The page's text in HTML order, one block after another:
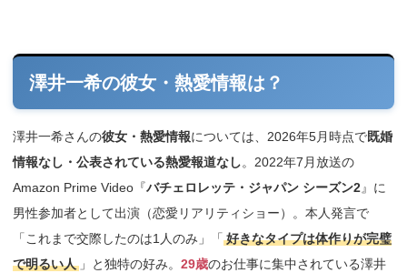
澤井一希の彼女・熱愛情報は？
澤井一希さんの彼女・熱愛情報については、2026年5月時点で既婚
情報なし・公表されている熱愛報道なし。2022年7月放送の
Amazon Prime Video『バチェロレッテ・ジャパン シーズン2』に
男性参加者として出演（恋愛リアリティショー）。本人発言で
「これまで交際したのは1人のみ」「好きなタイプは体作りが完璧
で明るい人 」と独特の好み。29歳のお仕事に集中されている澤井